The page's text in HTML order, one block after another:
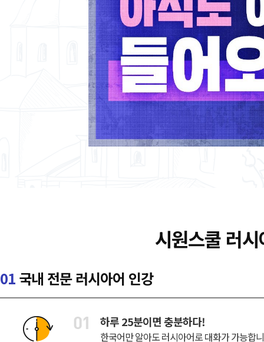
시원스쿨 러
01 국내 전문 러시아어 인강
하루 25분이면 충분하다!
한국어만 알아도 러시아어로 대화가 가능합